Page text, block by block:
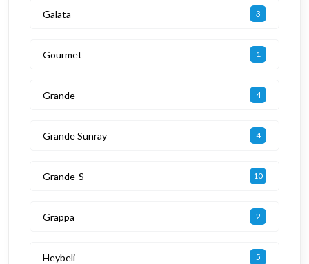
Galata 3
Gourmet 1
Grande 4
Grande Sunray 4
Grande-S 10
Grappa 2
Heybeli 5